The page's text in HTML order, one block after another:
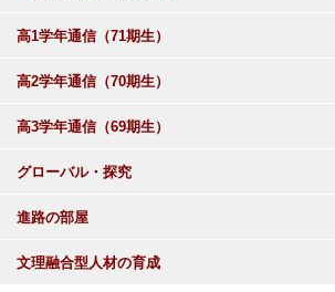
高1学年通信（71期生）
高2学年通信（70期生）
高3学年通信（69期生）
グローバル・探究
進路の部屋
文理融合型人材の育成